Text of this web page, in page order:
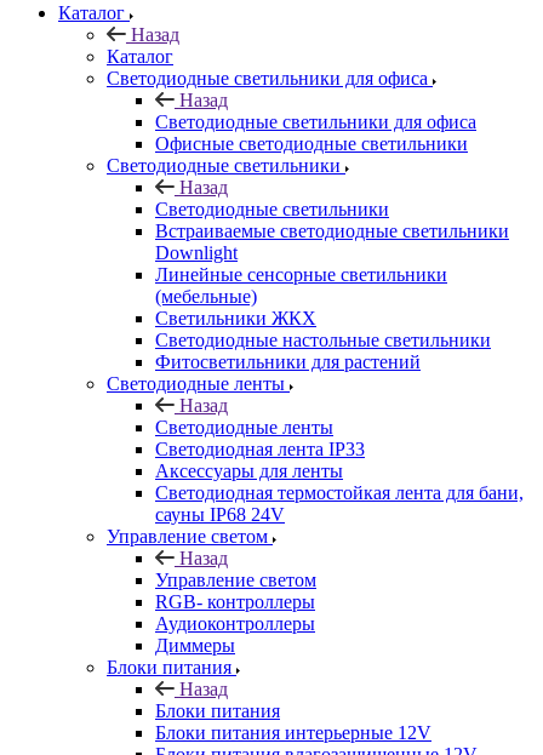
Каталог
Назад
Каталог
Светодиодные светильники для офиса
Назад
Светодиодные светильники для офиса
Офисные светодиодные светильники
Светодиодные светильники
Назад
Светодиодные светильники
Встраиваемые светодиодные светильники
Downlight
Линейные сенсорные светильники
(мебельные)
Светильники ЖКХ
Светодиодные настольные светильники
Фитосветильники для растений
Светодиодные ленты
Назад
Светодиодные ленты
Светодиодная лента IP33
Аксессуары для ленты
Светодиодная термостойкая лента для бани,
сауны IP68 24V
Управление светом
Назад
Управление светом
RGB- контроллеры
Аудиоконтроллеры
Диммеры
Блоки питания
Назад
Блоки питания
Блоки питания интерьерные 12V